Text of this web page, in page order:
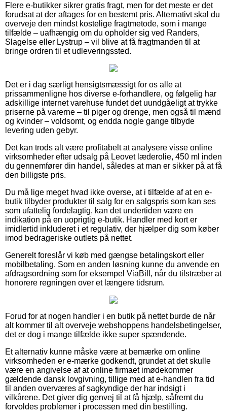
Flere e-butikker sikrer gratis fragt, men for det meste er det
forudsat at der aftages for en bestemt pris. Alternativt skal du
overveje den mindst kostelige fragtmetode, som i mange
tilfælde – uafhængig om du opholder sig ved Randers,
Slagelse eller Lystrup – vil blive at få fragtmanden til at
bringe ordren til et udleveringssted.
Det er i dag særligt hensigtsmæssigt for os alle at
prissammenligne hos diverse e-forhandlere, og følgelig har
adskillige internet varehuse fundet det uundgåeligt at trykke
priserne på varerne – til piger og drenge, men også til mænd
og kvinder – voldsomt, og endda nogle gange tilbyde
levering uden gebyr.
Det kan trods alt være profitabelt at analysere visse online
virksomheder efter udsalg på Leovet læderolie, 450 ml inden
du gennemfører din handel, således at man er sikker på at få
den billigste pris.
Du må lige meget hvad ikke overse, at i tilfælde af at en e-
butik tilbyder produkter til salg for en salgspris som kan ses
som ufattelig fordelagtig, kan det undertiden være en
indikation på en uoprigtig e-butik. Handler med kort er
imidlertid inkluderet i et regulativ, der hjælper dig som køber
imod bedrageriske outlets på nettet.
Generelt foreslår vi køb med gængse betalingskort eller
mobilbetaling. Som en anden løsning kunne du anvende en
afdragsordning som for eksempel ViaBill, når du tilstræber at
honorere regningen over et længere tidsrum.
Forud for at nogen handler i en butik på nettet burde de når
alt kommer til alt overveje webshoppens handelsbetingelser,
det er dog i mange tilfælde ikke super spændende.
Et alternativ kunne måske være at bemærke om online
virksomheden er e-mærke godkendt, grundet at det skulle
være en angivelse af at online firmaet imødekommer
gældende dansk lovgivning, tillige med at e-handlen fra tid
til anden overværes af sagkyndige der har indsigt i
vilkårene. Det giver dig genvej til at få hjælp, såfremt du
forvoldes problemer i processen med din bestilling.